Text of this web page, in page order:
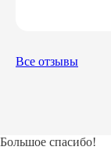
Все отзывы
Большое спасибо!